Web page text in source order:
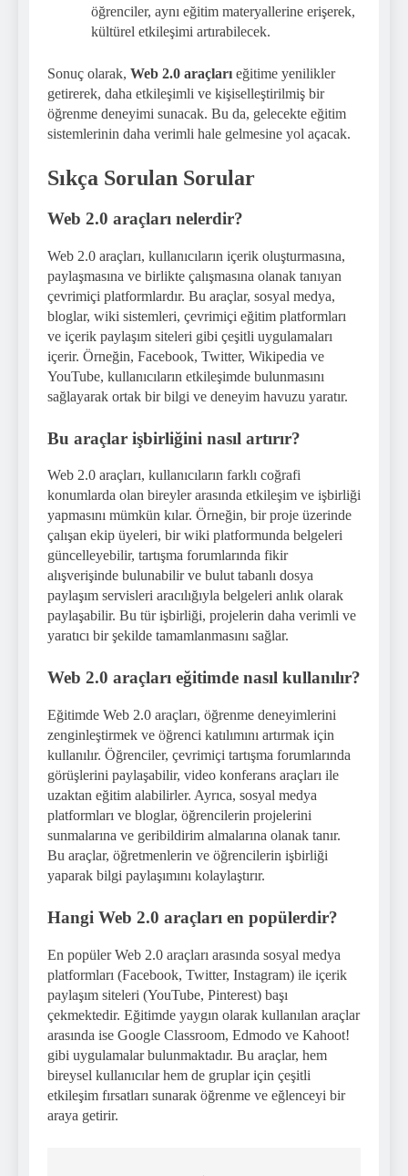
öğrenciler, aynı eğitim materyallerine erişerek,
kültürel etkileşimi artırabilecek.
Sonuç olarak, Web 2.0 araçları eğitime yenilikler
getirerek, daha etkileşimli ve kişiselleştirilmiş bir
öğrenme deneyimi sunacak. Bu da, gelecekte eğitim
sistemlerinin daha verimli hale gelmesine yol açacak.
Sıkça Sorulan Sorular
Web 2.0 araçları nelerdir?
Web 2.0 araçları, kullanıcıların içerik oluşturmasına,
paylaşmasına ve birlikte çalışmasına olanak tanıyan
çevrimiçi platformlardır. Bu araçlar, sosyal medya,
bloglar, wiki sistemleri, çevrimiçi eğitim platformları
ve içerik paylaşım siteleri gibi çeşitli uygulamaları
içerir. Örneğin, Facebook, Twitter, Wikipedia ve
YouTube, kullanıcıların etkileşimde bulunmasını
sağlayarak ortak bir bilgi ve deneyim havuzu yaratır.
Bu araçlar işbirliğini nasıl artırır?
Web 2.0 araçları, kullanıcıların farklı coğrafi
konumlarda olan bireyler arasında etkileşim ve işbirliği
yapmasını mümkün kılar. Örneğin, bir proje üzerinde
çalışan ekip üyeleri, bir wiki platformunda belgeleri
güncelleyebilir, tartışma forumlarında fikir
alışverişinde bulunabilir ve bulut tabanlı dosya
paylaşım servisleri aracılığıyla belgeleri anlık olarak
paylaşabilir. Bu tür işbirliği, projelerin daha verimli ve
yaratıcı bir şekilde tamamlanmasını sağlar.
Web 2.0 araçları eğitimde nasıl kullanılır?
Eğitimde Web 2.0 araçları, öğrenme deneyimlerini
zenginleştirmek ve öğrenci katılımını artırmak için
kullanılır. Öğrenciler, çevrimiçi tartışma forumlarında
görüşlerini paylaşabilir, video konferans araçları ile
uzaktan eğitim alabilirler. Ayrıca, sosyal medya
platformları ve bloglar, öğrencilerin projelerini
sunmalarına ve geribildirim almalarına olanak tanır.
Bu araçlar, öğretmenlerin ve öğrencilerin işbirliği
yaparak bilgi paylaşımını kolaylaştırır.
Hangi Web 2.0 araçları en popülerdir?
En popüler Web 2.0 araçları arasında sosyal medya
platformları (Facebook, Twitter, Instagram) ile içerik
paylaşım siteleri (YouTube, Pinterest) başı
çekmektedir. Eğitimde yaygın olarak kullanılan araçlar
arasında ise Google Classroom, Edmodo ve Kahoot!
gibi uygulamalar bulunmaktadır. Bu araçlar, hem
bireysel kullanıcılar hem de gruplar için çeşitli
etkileşim fırsatları sunarak öğrenme ve eğlenceyi bir
araya getirir.